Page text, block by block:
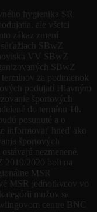
hygienika SR
ale všetci
zákaz zmení
SBwZ
VV SBwZ
SBwZ
za podmienok
podujatí Hlavným
športových
do termínu
10.
posunuté a o
informovať hneď ako
športových
nezmenené.
2020 boli na
MSR
MSR jednotlivcov vo
mužov sa
centre BNC